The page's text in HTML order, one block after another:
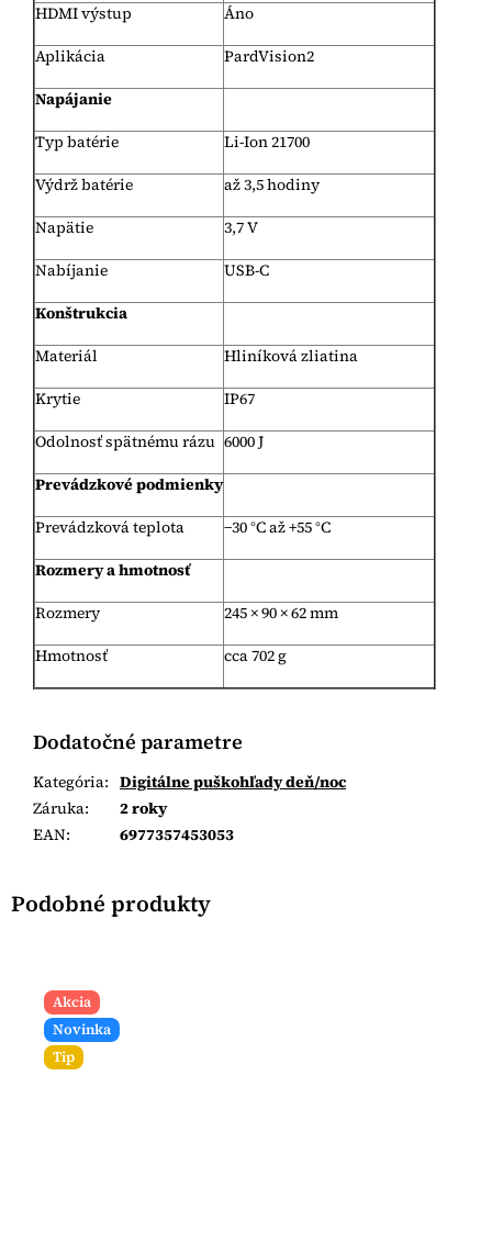
HDMI výstup
Áno
Aplikácia
PardVision2
Napájanie
Typ batérie
Li-Ion 21700
Výdrž batérie
až 3,5 hodiny
Napätie
3,7 V
Nabíjanie
USB-C
Konštrukcia
Materiál
Hliníková zliatina
Krytie
IP67
Odolnosť spätnému rázu 6000 J
Prevádzkové podmienky
Prevádzková teplota
−30 °C až +55 °C
Rozmery a hmotnosť
Rozmery
245 × 90 × 62 mm
Hmotnosť
cca 702 g
Dodatočné parametre
Kategória: Digitálne puškohľady deň/noc
Záruka:
2 roky
EAN: 6977357453053
Akcia
Novinka
Tip